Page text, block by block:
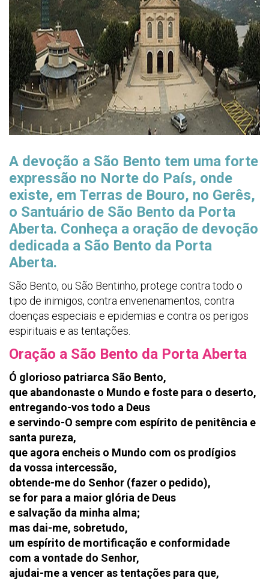
A devoção a São Bento tem uma forte
expressão no Norte do País, onde
existe, em Terras de Bouro, no Gerês,
o Santuário de São Bento da Porta
Aberta. Conheça a oração de devoção
dedicada a São Bento da Porta
Aberta.
São Bento, ou São Bentinho, protege contra todo o
tipo de inimigos, contra envenenamentos, contra
doenças especiais e epidemias e contra os perigos
espirituais e as tentações.
Oração a São Bento da Porta Aberta
Ó glorioso patriarca São Bento,
que abandonaste o Mundo e foste para o deserto,
entregando-vos todo a Deus
e servindo-O sempre com espírito de penitência e
santa pureza,
que agora encheis o Mundo com os prodígios
da vossa intercessão,
obtende-me do Senhor (fazer o pedido),
se for para a maior glória de Deus
e salvação da minha alma;
mas dai-me, sobretudo,
um espírito de mortificação e conformidade
com a vontade do Senhor,
ajudai-me a vencer as tentações para que,